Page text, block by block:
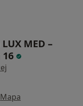
MED –
Mapa